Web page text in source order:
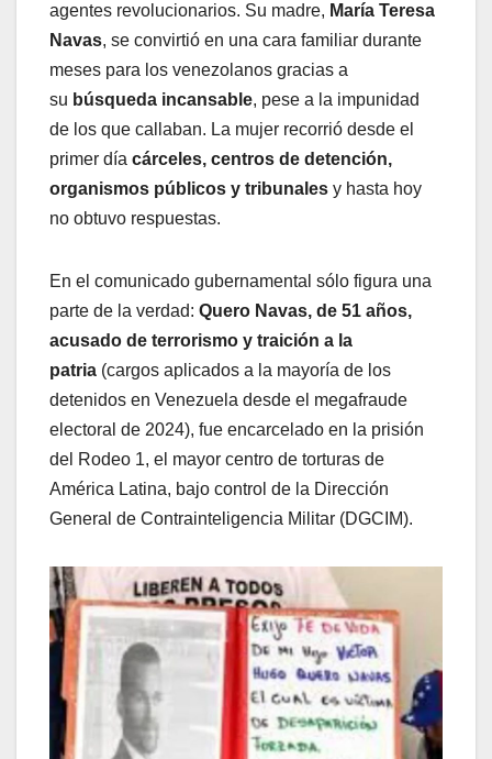
agentes revolucionarios. Su madre, María Teresa
Navas, se convirtió en una cara familiar durante
meses para los venezolanos gracias a
su búsqueda incansable, pese a la impunidad
de los que callaban. La mujer recorrió desde el
primer día cárceles, centros de detención,
organismos públicos y tribunales y hasta hoy
no obtuvo respuestas.
En el comunicado gubernamental sólo figura una
parte de la verdad: Quero Navas, de 51 años,
acusado de terrorismo y traición a la
patria (cargos aplicados a la mayoría de los
detenidos en Venezuela desde el megafraude
electoral de 2024), fue encarcelado en la prisión
del Rodeo 1, el mayor centro de torturas de
América Latina, bajo control de la Dirección
General de Contrainteligencia Militar (DGCIM).